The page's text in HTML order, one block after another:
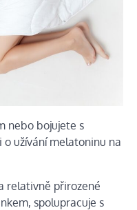
nebo bojujete s
o užívání melatoninu na
relativně přirozené
spolupracuje s